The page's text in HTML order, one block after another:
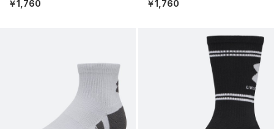
￥1,760 ￥1,760